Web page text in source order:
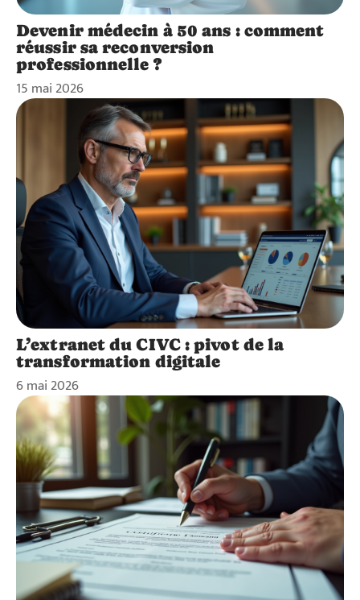
Devenir médecin à 50 ans : comment
réussir sa reconversion
professionnelle ?
15 mai 2026
L’extranet du CIVC : pivot de la
transformation digitale
6 mai 2026